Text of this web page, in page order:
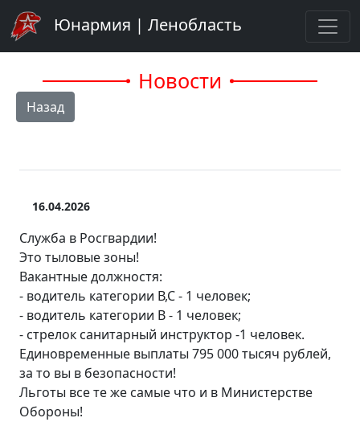
Юнармия | Ленобласть
Новости
Назад
16.04.2026
Служба в Росгвардии!
Это тыловые зоны!
Вакантные должностя:
- водитель категории В,С - 1 человек;
- водитель категории В - 1 человек;
- стрелок санитарный инструктор -1 человек.
Единовременные выплаты 795 000 тысяч рублей,
за то вы в безопасности!
Льготы все те же самые что и в Министерстве
Обороны!